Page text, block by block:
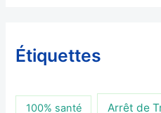
Étiquettes
100% santé Arrêt de